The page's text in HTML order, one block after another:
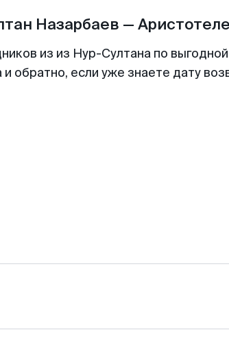
Назарбаев —
из из Нур-Султана по
обратно, если уже знаете дату